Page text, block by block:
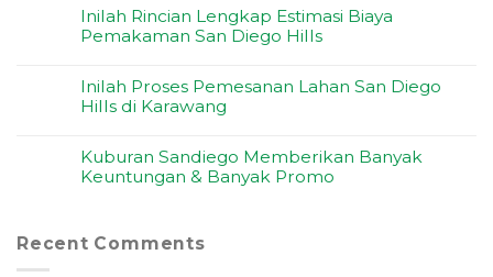
Inilah Rincian Lengkap Estimasi Biaya
Pemakaman San Diego Hills
Inilah Proses Pemesanan Lahan San Diego
Hills di Karawang
Kuburan Sandiego Memberikan Banyak
Keuntungan & Banyak Promo
Recent Comments